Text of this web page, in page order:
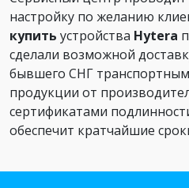
настройку по желанию
купить устройства Hytera
сделали возможной
бывшего СНГ
продукции от
сертификатами
обеспечит кратчайшие